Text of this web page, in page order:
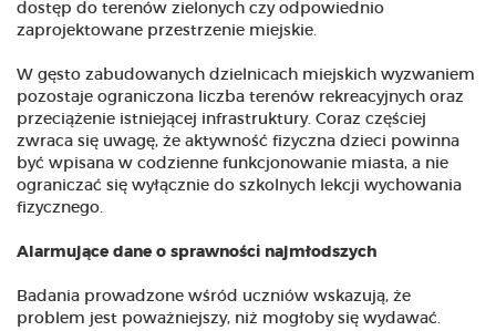
dostęp do terenów zielonych czy odpowiednio
zaprojektowane przestrzenie miejskie.
W gęsto zabudowanych dzielnicach miejskich wyzwaniem
pozostaje ograniczona liczba terenów rekreacyjnych oraz
przeciążenie istniejącej infrastruktury. Coraz częściej
zwraca się uwagę, że aktywność fizyczna dzieci powinna
być wpisana w codzienne funkcjonowanie miasta, a nie
ograniczać się wyłącznie do szkolnych lekcji wychowania
fizycznego.
Alarmujące dane o sprawności najmłodszych
Badania prowadzone wśród uczniów wskazują, że
problem jest poważniejszy, niż mogłoby się wydawać.